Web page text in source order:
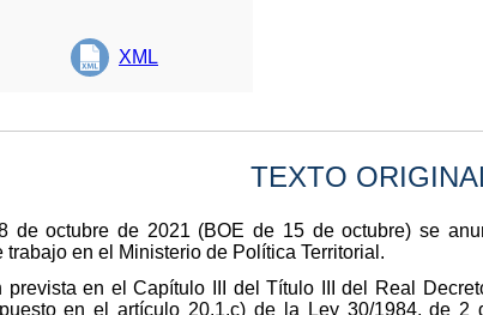
XML
TEXTO
de octubre de 2021 (BOE de 15 de octubre) se
en el Ministerio de Política Territorial.
prevista en el Capítulo III del Título III del Real
en el artículo 20.1.c) de la Ley 30/1984, de